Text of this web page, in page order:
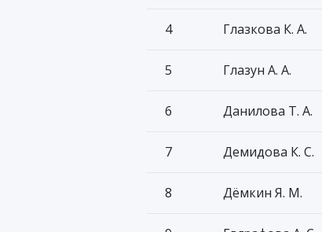
4 Глазкова К. А.
5 Глазун А. А.
6 Данилова Т. А.
7 Демидова К. С.
8 Дёмкин Я. М.